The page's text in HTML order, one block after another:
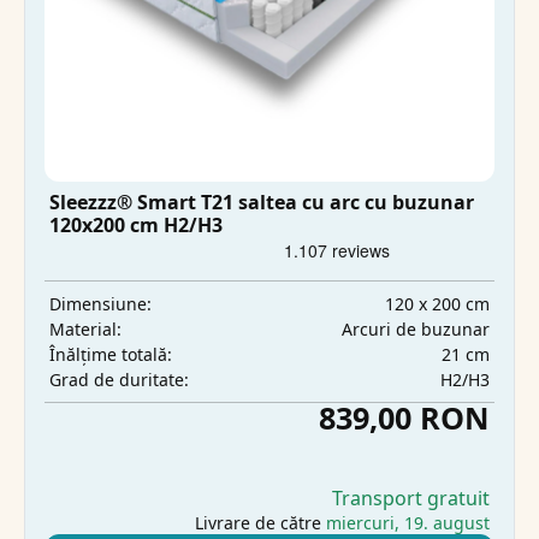
Sleezzz® Smart T21 saltea cu arc cu buzunar
120x200 cm H2/H3
Dimensiune:
120 x 200 cm
Material:
Arcuri de buzunar
Înălțime totală:
21 cm
Grad de duritate:
H2/H3
839,00 RON
Transport gratuit
Livrare de către miercuri, 19. august